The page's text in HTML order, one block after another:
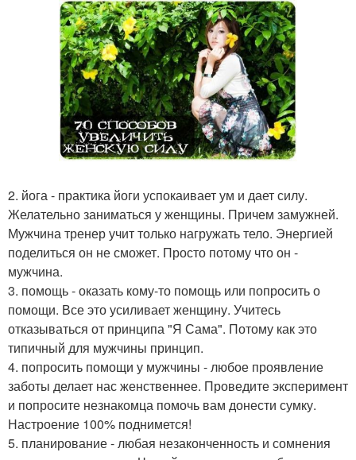
2. йога - практика йоги успокаивает ум и дает силу.
Желательно заниматься у женщины. Причем замужней.
Мужчина тренер учит только нагружать тело. Энергией
поделиться он не сможет. Просто потому что он -
мужчина.
3. помощь - оказать кому-то помощь или попросить о
помощи. Все это усиливает женщину. Учитесь
отказываться от принципа "Я Сама". Потому как это
типичный для мужчины принцип.
4. попросить помощи у мужчины - любое проявление
заботы делает нас женственнее. Проведите эксперимент
и попросите незнакомца помочь вам донести сумку.
Настроение 100% поднимется!
5. планирование - любая незаконченность и сомнения